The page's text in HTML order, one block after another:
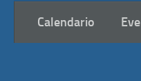
Calendario